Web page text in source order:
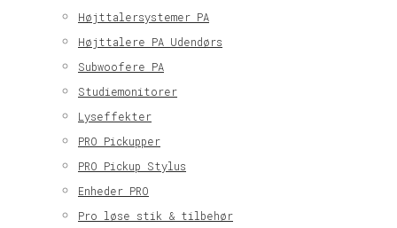
Højttalersystemer PA
Højttalere PA Udendørs
Subwoofere PA
Studiemonitorer
Lyseffekter
PRO Pickupper
PRO Pickup Stylus
Enheder PRO
Pro løse stik & tilbehør